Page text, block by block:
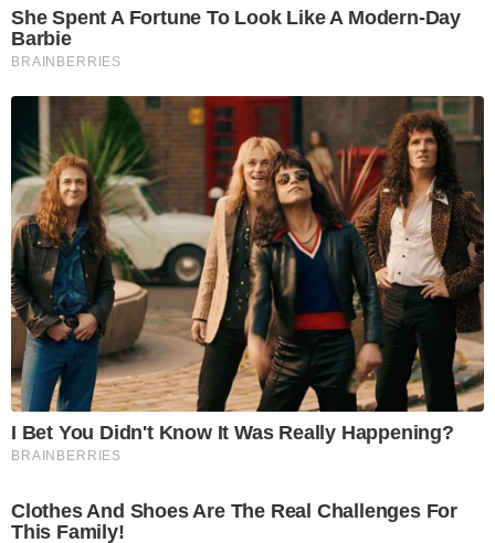
She Spent A Fortune To Look Like A Modern-Day
Barbie
BRAINBERRIES
I Bet You Didn't Know It Was Really Happening?
BRAINBERRIES
Clothes And Shoes Are The Real Challenges For
This Family!